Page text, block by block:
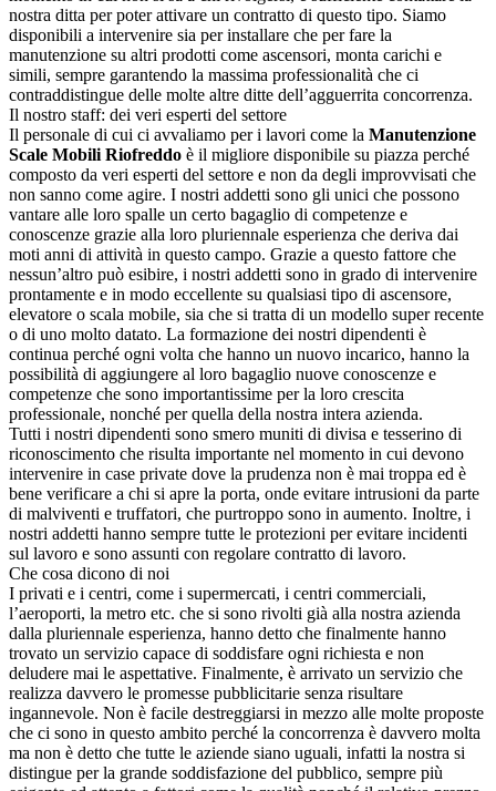
nostra ditta per poter attivare un contratto di questo tipo. Siamo
disponibili a intervenire sia per installare che per fare la
manutenzione su altri prodotti come ascensori, monta carichi e
simili, sempre garantendo la massima professionalità che ci
contraddistingue delle molte altre ditte dell’agguerrita concorrenza.
Il nostro staff: dei veri esperti del settore
Il personale di cui ci avvaliamo per i lavori come la Manutenzione
Scale Mobili Riofreddo è il migliore disponibile su piazza perché
composto da veri esperti del settore e non da degli improvvisati che
non sanno come agire. I nostri addetti sono gli unici che possono
vantare alle loro spalle un certo bagaglio di competenze e
conoscenze grazie alla loro pluriennale esperienza che deriva dai
moti anni di attività in questo campo. Grazie a questo fattore che
nessun’altro può esibire, i nostri addetti sono in grado di intervenire
prontamente e in modo eccellente su qualsiasi tipo di ascensore,
elevatore o scala mobile, sia che si tratta di un modello super recente
o di uno molto datato. La formazione dei nostri dipendenti è
continua perché ogni volta che hanno un nuovo incarico, hanno la
possibilità di aggiungere al loro bagaglio nuove conoscenze e
competenze che sono importantissime per la loro crescita
professionale, nonché per quella della nostra intera azienda.
Tutti i nostri dipendenti sono smero muniti di divisa e tesserino di
riconoscimento che risulta importante nel momento in cui devono
intervenire in case private dove la prudenza non è mai troppa ed è
bene verificare a chi si apre la porta, onde evitare intrusioni da parte
di malviventi e truffatori, che purtroppo sono in aumento. Inoltre, i
nostri addetti hanno sempre tutte le protezioni per evitare incidenti
sul lavoro e sono assunti con regolare contratto di lavoro.
Che cosa dicono di noi
I privati e i centri, come i supermercati, i centri commerciali,
l’aeroporti, la metro etc. che si sono rivolti già alla nostra azienda
dalla pluriennale esperienza, hanno detto che finalmente hanno
trovato un servizio capace di soddisfare ogni richiesta e non
deludere mai le aspettative. Finalmente, è arrivato un servizio che
realizza davvero le promesse pubblicitarie senza risultare
ingannevole. Non è facile destreggiarsi in mezzo alle molte proposte
che ci sono in questo ambito perché la concorrenza è davvero molta
ma non è detto che tutte le aziende siano uguali, infatti la nostra si
distingue per la grande soddisfazione del pubblico, sempre più